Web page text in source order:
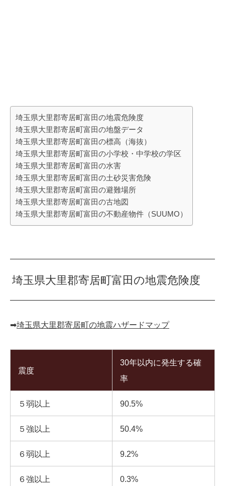
埼玉県大里郡寄居町富田の地震危険度
埼玉県大里郡寄居町富田の地盤データ
埼玉県大里郡寄居町富田の標高（海抜）
埼玉県大里郡寄居町富田の小学校・中学校の学区
埼玉県大里郡寄居町富田の水害
埼玉県大里郡寄居町富田の土砂災害危険
埼玉県大里郡寄居町富田の避難場所
埼玉県大里郡寄居町富田の古地図
埼玉県大里郡寄居町富田の不動産物件（SUUMO）
埼玉県大里郡寄居町富田の地震危険度
➡︎埼玉県大里郡寄居町の地震ハザードマップ
震度
30年以内に発生する確
率
５弱以上 90.5%
５強以上 50.4%
６弱以上 9.2%
６強以上 0.3%